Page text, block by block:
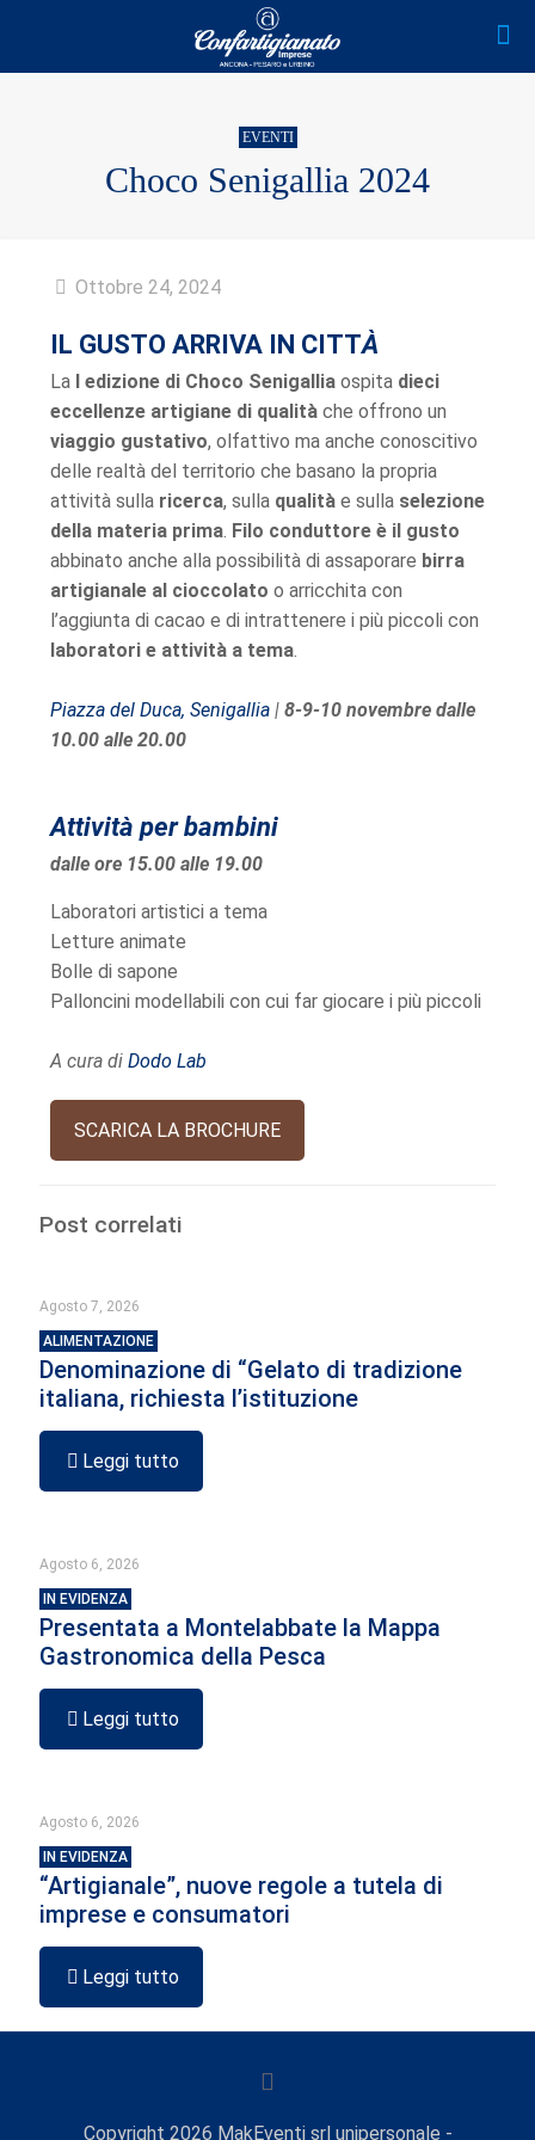
EVENTI
Choco Senigallia 2024
Ottobre 24, 2024
IL GUSTO ARRIVA IN CITTÀ
La I edizione di Choco Senigalliaospita dieci
eccellenze artigiane di qualitàche offrono un
viaggio gustativo, olfattivo ma anche conoscitivo
delle realtà del territorio che basano la propria
attività sulla ricerca, sulla qualitàe sulla selezione
della materia prima. Filo conduttore è il gusto
abbinato anche alla possibilità di assaporare birra
artigianale al cioccolato o arricchita con
l’aggiunta di cacao e di intrattenere i più piccoli con
laboratori e attività a tema.
Piazza del Duca, Senigallia| 8-9-10 novembre dalle
10.00 alle 20.00
Attività per bambini
dalle ore 15.00 alle 19.00
Laboratori artistici a tema
Letture animate
Bolle di sapone
Palloncini modellabili con cui far giocare i più piccoli
A cura di Dodo Lab
SCARICA LA BROCHURE
Post correlati
Agosto 7, 2026
ALIMENTAZIONE
Denominazione di “Gelato di tradizione
italiana, richiesta l’istituzione
Leggi tutto
Agosto 6, 2026
IN EVIDENZA
Presentata a Montelabbate la Mappa
Gastronomica della Pesca
Leggi tutto
Agosto 6, 2026
IN EVIDENZA
“Artigianale”, nuove regole a tutela di
imprese e consumatori
Leggi tutto
Copyright 2026 MakEventi srl unipersonale -